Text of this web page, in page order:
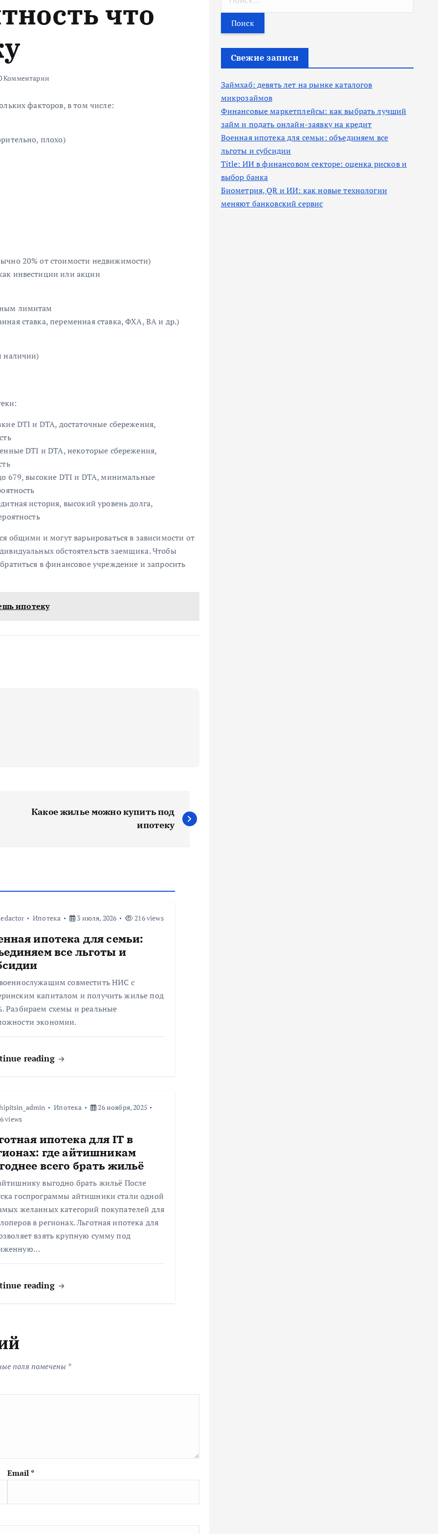
что
Комментарии
факторов, в том числе:
плохо)
20% от стоимости недвижимости)
инвестиции или акции
лимитам
ставка, переменная ставка, ФХА, ВА и др.)
наличии)
DTI и DTA, достаточные сбережения,
DTI и DTA, некоторые сбережения,
679, высокие DTI и DTA, минимальные
история, высокий уровень долга,
общими и могут варьироваться в зависимости от
обстоятельств заемщика. Чтобы
в финансовое учреждение и запросить
ипотеку
Какое жилье можно купить под
ипотеку
Ипотека 3 июля, 2026 216 views
ипотека для семьи:
все льготы и
совместить НИС с
капиталом и получить жилье под
Разбираем схемы и реальные
экономии.
reading
Ипотека
26 ноября, 2025
views
ипотека для IT в
где айтишникам
всего брать жильё
выгодно брать жильё После
госпрограммы айтишники стали одной
желанных категорий покупателей для
в регионах. Льготная ипотека для
взять крупную сумму под
reading
поля помечены *
Email *
т
и
Свежие записи
Займхаб: девять лет на рынке каталогов
микрозаймов
Финансовые маркетплейсы: как выбрать лучший
займ и подать онлайн-заявку на кредит
Военная ипотека для семьи: объединяем все
льготы и субсидии
Title: ИИ в финансовом секторе: оценка рисков и
выбор банка
Биометрия, QR и ИИ: как новые технологии
меняют банковский сервис